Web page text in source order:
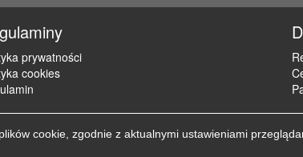
prywatności
cookies
- 2026 ZaklepNocleg.pl. Wszystkie prawa
cookie, zgodnie z aktualnymi ustawieniami